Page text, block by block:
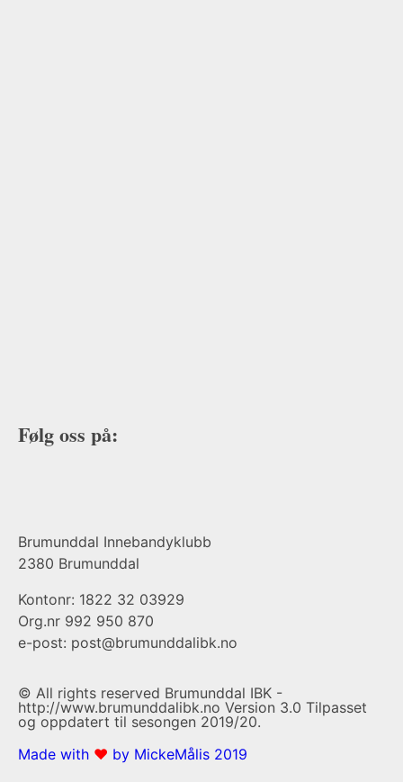
Følg oss på:
Brumunddal Innebandyklubb
2380 Brumunddal
Kontonr: 1822 32 03929
Org.nr 992 950 870
e-post: post@brumunddalibk.no
© All rights reserved Brumunddal IBK -
http://www.brumunddalibk.no Version 3.0 Tilpasset
og oppdatert til sesongen 2019/20.
Made with ❤ by MickeMålis 2019​​